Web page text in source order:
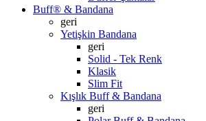
Buff® & Bandana
geri
Yetişkin Bandana
geri
Solid - Tek Renk
Klasik
Slim Fit
Kışlık Buff & Bandana
geri